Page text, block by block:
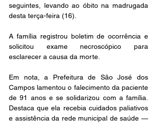
seguintes, levando ao óbito na madrugada
desta terça-feira (16).
A família registrou boletim de ocorrência e
solicitou exame necroscópico para
esclarecer a causa da morte.
Em nota, a Prefeitura de São José dos
Campos lamentou o falecimento da paciente
de 91 anos e se solidarizou com a família.
Destaca que ela recebia cuidados paliativos
e assistência da rede municipal de saúde —